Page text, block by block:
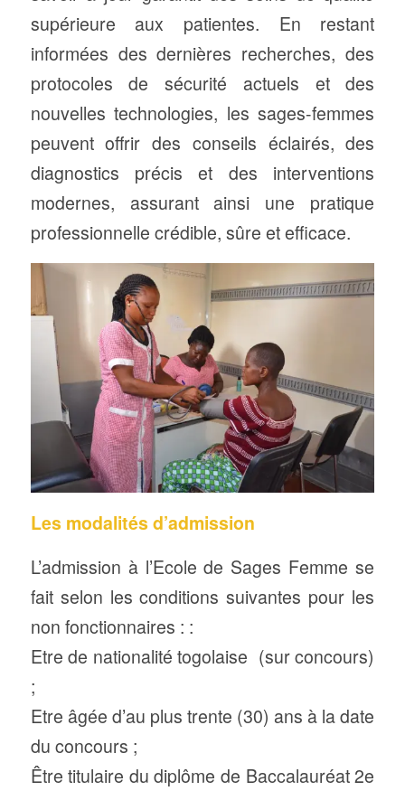
supérieure aux patientes. En restant
informées des dernières recherches, des
protocoles de sécurité actuels et des
nouvelles technologies, les sages-femmes
peuvent offrir des conseils éclairés, des
diagnostics précis et des interventions
modernes, assurant ainsi une pratique
professionnelle crédible, sûre et efficace.
Les modalités d’admission
L’admission à l’Ecole de Sages Femme se
fait selon les conditions suivantes pour les
non fonctionnaires : :
Etre de nationalité togolaise (sur concours)
;
Etre âgée d’au plus trente (30) ans à la date
du concours ;
Être titulaire du diplôme de Baccalauréat 2e